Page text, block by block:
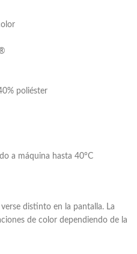
poliéster
a máquina hasta 40°C
distinto en la pantalla. La
de color dependiendo de la